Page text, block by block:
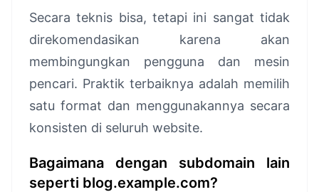
Secara teknis bisa, tetapi ini sangat tidak
direkomendasikan karena akan
membingungkan pengguna dan mesin
pencari. Praktik terbaiknya adalah memilih
satu format dan menggunakannya secara
konsisten di seluruh website.
Bagaimana dengan subdomain lain
seperti blog.example.com?